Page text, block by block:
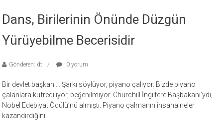
Dans, Birilerinin Önünde Düzgün
Yürüyebilme Becerisidir
Gönderen: dt 0 yorum
Bir devlet başkanı… Şarkı söylüyor, piyano çalıyor. Bizde piyano
çalanlara küfrediliyor, beğenilmiyor. Churchill İngiltere Başbakanı’ydı,
Nobel Edebiyat Ödülü’nü almıştı. Piyano çalmanın insana neler
kazandırdığını